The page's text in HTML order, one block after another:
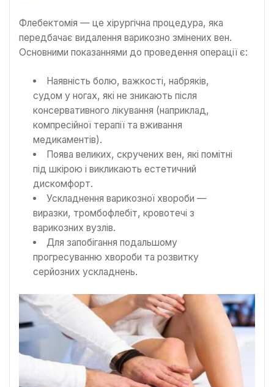
Флебектомія — це хірургічна процедура, яка
передбачає видалення варикозно змінених вен.
Основними показаннями до проведення операції є:
Наявність болю, важкості, набряків,
судом у ногах, які не зникають після
консервативного лікування (наприклад,
компресійної терапії та вживання
медикаментів).
Поява великих, скручених вен, які помітні
під шкірою і викликають естетичний
дискомфорт.
Ускладнення варикозної хвороби —
виразки, тромбофлебіт, кровотечі з
варикозних вузлів.
Для запобігання подальшому
прогресуванню хвороби та розвитку
серйозних ускладнень.